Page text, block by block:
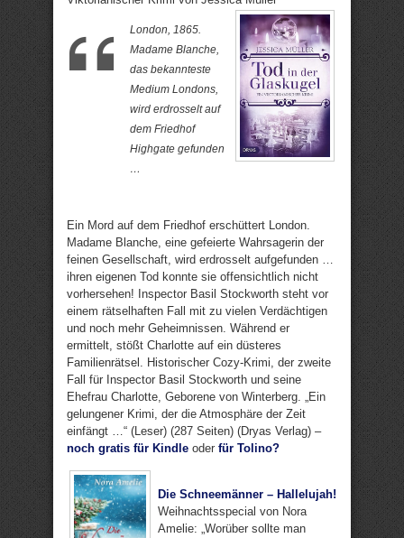
London, 1865.
Madame Blanche,
das bekannteste
Medium Londons,
wird erdrosselt auf
dem Friedhof
Highgate gefunden
…
Ein Mord auf dem Friedhof erschüttert London.
Madame Blanche, eine gefeierte Wahrsagerin der
feinen Gesellschaft, wird erdrosselt aufgefunden …
ihren eigenen Tod konnte sie offensichtlich nicht
vorhersehen! Inspector Basil Stockworth steht vor
einem rätselhaften Fall mit zu vielen Verdächtigen
und noch mehr Geheimnissen. Während er
ermittelt, stößt Charlotte auf ein düsteres
Familienrätsel. Historischer Cozy-Krimi, der zweite
Fall für Inspector Basil Stockworth und seine
Ehefrau Charlotte, Geborene von Winterberg. „Ein
gelungener Krimi, der die Atmosphäre der Zeit
einfängt …“ (Leser) (287 Seiten) (Dryas Verlag) –
noch gratis für Kindle oder für Tolino?
Die Schneemänner – Hallelujah!
Weihnachtsspecial von Nora
Amelie: „Worüber sollte man